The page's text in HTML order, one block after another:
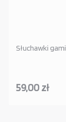
Słuchawki
59,00 zł